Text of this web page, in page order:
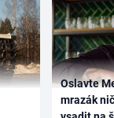
Oslavte
mrazák